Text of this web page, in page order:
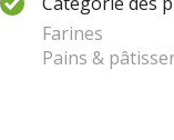
Farines
Pains &